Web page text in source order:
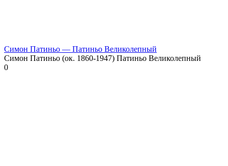
Симон Патиньо — Патиньо Великолепный
Симон Патиньо (ок. 1860-1947) Патиньо Великолепный
0